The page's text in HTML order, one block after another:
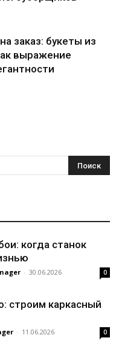
заказ: букеты из
выражение
когда станок
- 30.06.2026 0
строим каркасный
- 11.06.2026 0